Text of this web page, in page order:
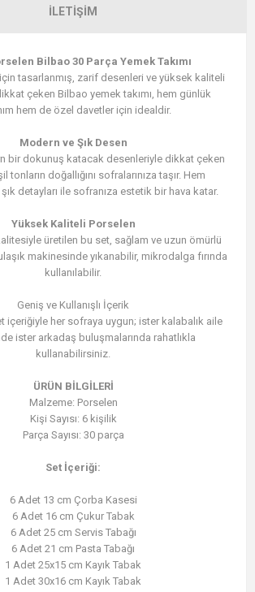
İLETIŞIM
Bilbao 30 Parça Yemek Takımı
tasarlanmış, zarif desenleri ve yüksek kaliteli
çeken Bilbao yemek takımı, hem günlük
hem de özel davetler için idealdir.
Modern ve Şık Desen
bir dokunuş katacak desenleriyle dikkat çeken
tonların doğallığını sofralarınıza taşır. Hem
detayları ile sofranıza estetik bir hava katar.
Yüksek Kaliteli Porselen
üretilen bu set, sağlam ve uzun ömürlü
makinesinde yıkanabilir, mikrodalga fırında
kullanılabilir.
Geniş ve Kullanışlı İçerik
içeriğiyle her sofraya uygun; ister kalabalık aile
ister arkadaş buluşmalarında rahatlıkla
kullanabilirsiniz.
ÜRÜN BİLGİLERİ
Malzeme: Porselen
Kişi Sayısı: 6 kişilik
Parça Sayısı: 30 parça
Set İçeriği:
6 Adet 13 cm Çorba Kasesi
6 Adet 16 cm Çukur Tabak
6 Adet 25 cm Servis Tabağı
6 Adet 21 cm Pasta Tabağı
1 Adet 25x15 cm Kayık Tabak
1 Adet 30x16 cm Kayık Tabak